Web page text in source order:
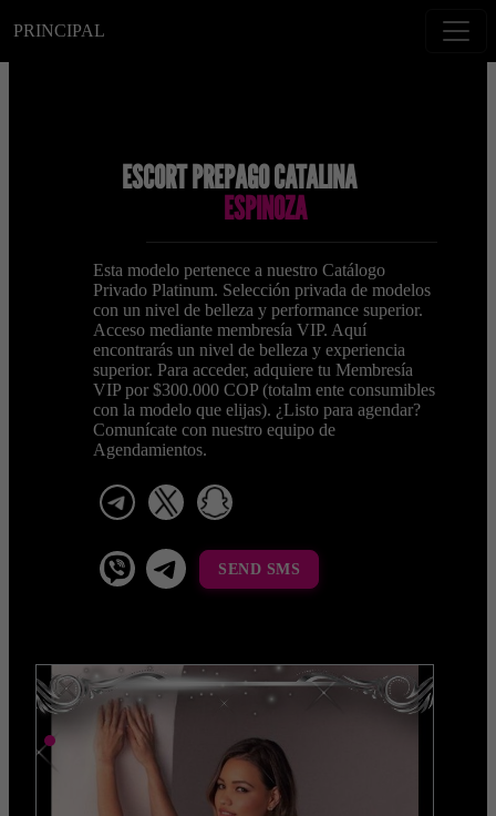
PRINCIPAL
ESCORT PREPAGO CATALINA
ESPINOZA
Esta modelo pertenece a nuestro Catálogo
Privado Platinum. Selección privada de modelos
con un nivel de belleza y performance superior.
Acceso mediante membresía VIP. Aquí
encontrarás un nivel de belleza y experiencia
superior. Para acceder, adquiere tu Membresía
VIP por $300.000 COP (totalm ente consumibles
con la modelo que elijas). ¿Listo para agendar?
Comunícate con nuestro equipo de
Agendamientos.
telegram
viber Telegram La Celestina
SEND SMS